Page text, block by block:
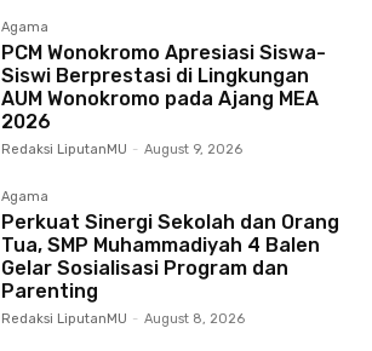
Agama
PCM Wonokromo Apresiasi Siswa-
Siswi Berprestasi di Lingkungan
AUM Wonokromo pada Ajang MEA
2026
Redaksi LiputanMU - August 9, 2026
Agama
Perkuat Sinergi Sekolah dan Orang
Tua, SMP Muhammadiyah 4 Balen
Gelar Sosialisasi Program dan
Parenting
Redaksi LiputanMU - August 8, 2026